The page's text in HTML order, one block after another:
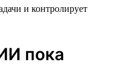
и контролирует
пока